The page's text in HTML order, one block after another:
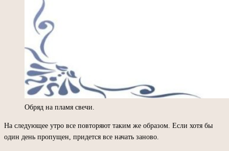
Обряд на пламя свечи.
На следующее утро все повторяют таким же образом. Если хотя бы
один день пропущен, придется все начать заново.